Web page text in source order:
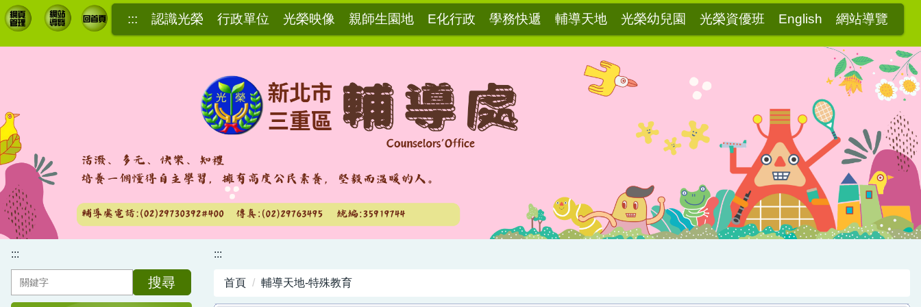
跳
到
區
::: 認識光榮 行政單位 光榮映像 親師生園地 E化行政 學務快遞 輔導天地 光榮幼兒園 光榮資優班 English 網站導覽
:::
搜尋
:::
首頁 輔導天地-特殊教育